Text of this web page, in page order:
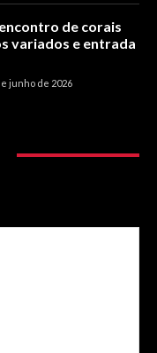
de corais
variados e entrada
junho de 2026